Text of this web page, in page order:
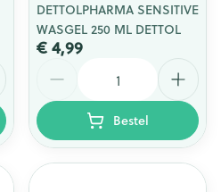
DETTOLPHARMA SENSITIVE
WASGEL 250 ML DETTOL
€ 4,99
Bestel